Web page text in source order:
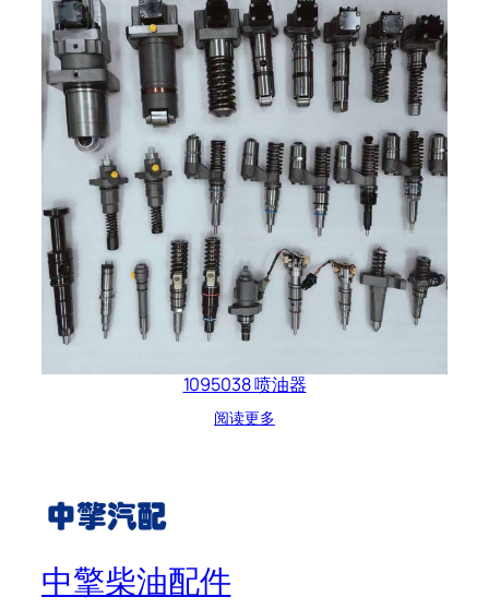
1095038 喷油器
阅读更多
中擎柴油配件